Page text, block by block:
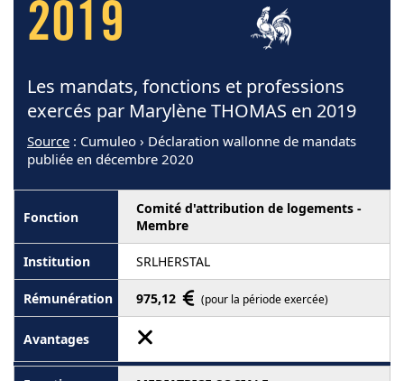
2019
Les mandats, fonctions et professions
exercés par Marylène THOMAS en 2019
Source : Cumuleo › Déclaration wallonne de mandats
publiée en décembre 2020
Comité d'attribution de logements -
Membre
SRLHERSTAL
975,12 (pour la période exercée)